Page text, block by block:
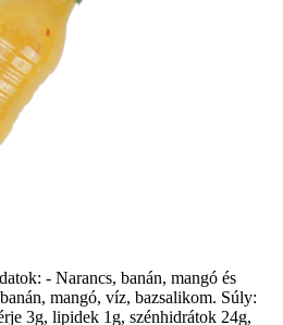
- Narancs, banán, mangó és
mangó, víz, bazsalikom. Súly:
3g, lipidek 1g, szénhidrátok 24g,